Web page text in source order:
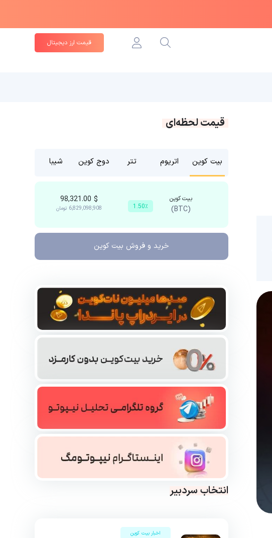
قیمت ارز دیجیتال
قیمت لحظه‌ای
بیت کوین اتریوم تتر دوج کوین شیبا
بیت کوین
(BTC) 1.50٪
$
6,829,098,908 تومان
خرید و فروش بیت کوین
انتخاب سردبیر
اخبار بیت کوین